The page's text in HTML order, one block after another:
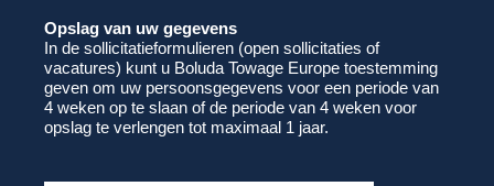
Opslag van uw gegevens
In de sollicitatieformulieren (open sollicitaties of
vacatures) kunt u Boluda Towage Europe toestemming
geven om uw persoonsgegevens voor een periode van
4 weken op te slaan of de periode van 4 weken voor
opslag te verlengen tot maximaal 1 jaar.